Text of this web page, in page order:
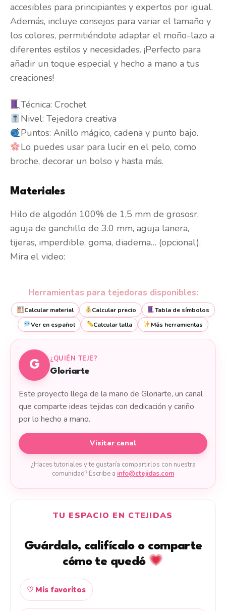
accesibles para principiantes y expertos por igual.
Además, incluye consejos para variar el tamaño y
los colores, permitiéndote adaptar el moño-lazo a
diferentes estilos y necesidades. ¡Perfecto para
añadir un toque especial y hecho a mano a tus
creaciones!
Técnica: Crochet
Nivel: Tejedora creativa
Puntos: Anillo mágico, cadena y punto bajo.
Lo puedes usar para lucir en el pelo, como
broche, decorar un bolso y hasta más.
Materiales
Hilo de algodón 100% de 1,5 mm de grososr,
aguja de ganchillo de 3.0 mm, aguja lanera,
tijeras, imperdible, goma, diadema… (opcional).
Mira el video:
Herramientas para tejedoras disponibles:
Calcular material Calcular precio
Tabla de símbolos
Ver en español
Calcular talla Más herramientas
G
¿QUIÉN TEJE?
Gloriarte
Este proyecto llega de la mano de Gloriarte, un canal
que comparte ideas tejidas con dedicación y cariño
por lo hecho a mano.
Visitar canal
¿Haces tutoriales y te gustaría compartirlos con nuestra
comunidad? Escribe a info@ctejidas.com
TU ESPACIO EN CTEJIDAS
Guárdalo, califícalo o comparte
cómo te quedó
♡ Mis favoritos